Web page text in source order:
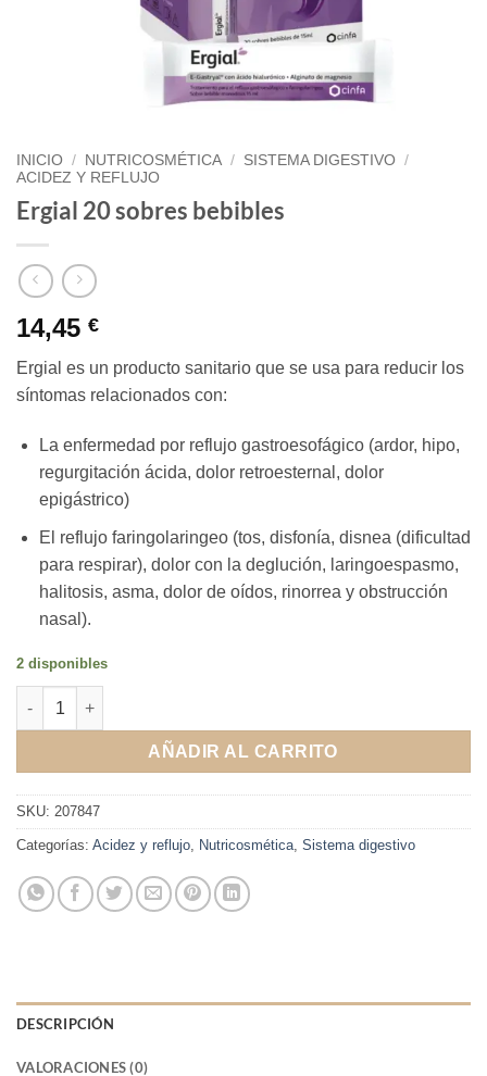
INICIO / NUTRICOSMÉTICA / SISTEMA DIGESTIVO /
ACIDEZ Y REFLUJO
Ergial 20 sobres bebibles
14,45 €
Ergial es un producto sanitario que se usa para reducir los
síntomas relacionados con:
La enfermedad por reflujo gastroesofágico (ardor, hipo,
regurgitación ácida, dolor retroesternal, dolor
epigástrico)
El reflujo faringolaringeo (tos, disfonía, disnea (dificultad
para respirar), dolor con la deglución, laringoespasmo,
halitosis, asma, dolor de oídos, rinorrea y obstrucción
nasal).
2 disponibles
Ergial 20 sobres bebibles cantidad
AÑADIR AL CARRITO
SKU: 207847
Categorías: Acidez y reflujo, Nutricosmética, Sistema digestivo
DESCRIPCIÓN
VALORACIONES (0)